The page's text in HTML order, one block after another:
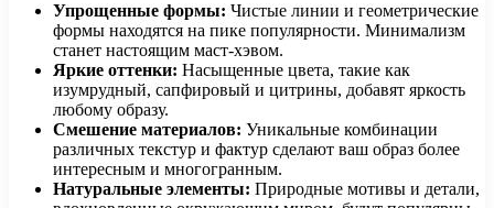
Упрощенные формы: Чистые линии и геометрические
формы находятся на пике популярности. Минимализм
станет настоящим маст-хэвом.
Яркие оттенки: Насыщенные цвета, такие как
изумрудный, сапфировый и цитрины, добавят яркость
любому образу.
Смешение материалов: Уникальные комбинации
различных текстур и фактур сделают ваш образ более
интересным и многогранным.
Натуральные элементы: Природные мотивы и детали,